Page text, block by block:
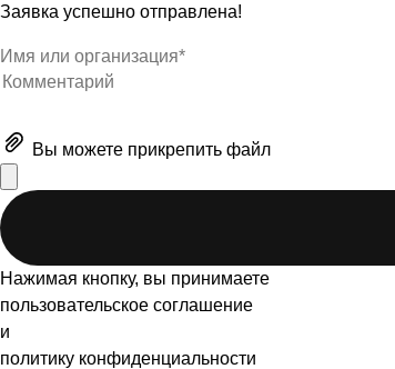
Заявка успешно отправлена!
Вы можете прикрепить файл
Нажимая кнопку, вы принимаете
пользовательское соглашение
и
политику конфиденциальности